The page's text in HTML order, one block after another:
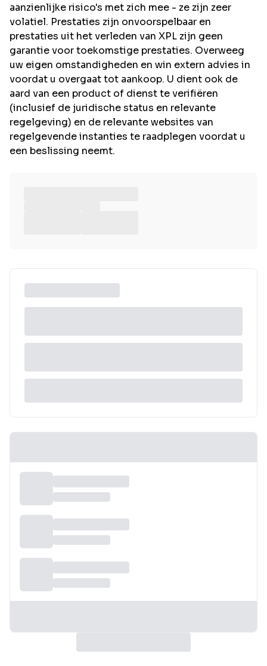
aanzienlijke risico's met zich mee - ze zijn zeer
volatiel. Prestaties zijn onvoorspelbaar en
prestaties uit het verleden van XPL zijn geen
garantie voor toekomstige prestaties. Overweeg
uw eigen omstandigheden en win extern advies in
voordat u overgaat tot aankoop. U dient ook de
aard van een product of dienst te verifiëren
(inclusief de juridische status en relevante
regelgeving) en de relevante websites van
regelgevende instanties te raadplegen voordat u
een beslissing neemt.